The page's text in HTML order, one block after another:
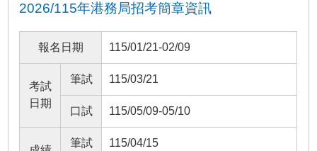
2026/115年港務局招考簡章資訊
報名日期 115/01/21-02/09
考試
日期
筆試 115/03/21
口試 115/05/09-05/10
筆試 115/04/15